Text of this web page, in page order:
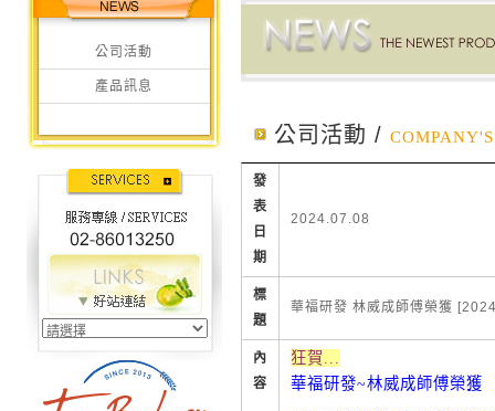
公司活動
產品訊息
公司活動 /
發
表
日
期
2024.07.08
標
題
華福研發 林威成師傅榮獲
內
容
狂賀...
華福研發~林威成師傅榮獲